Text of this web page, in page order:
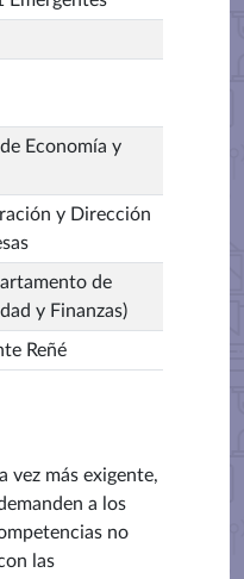
Economía y
y Dirección
de
y Finanzas)
Reñé
vez más exigente,
a los
no
las